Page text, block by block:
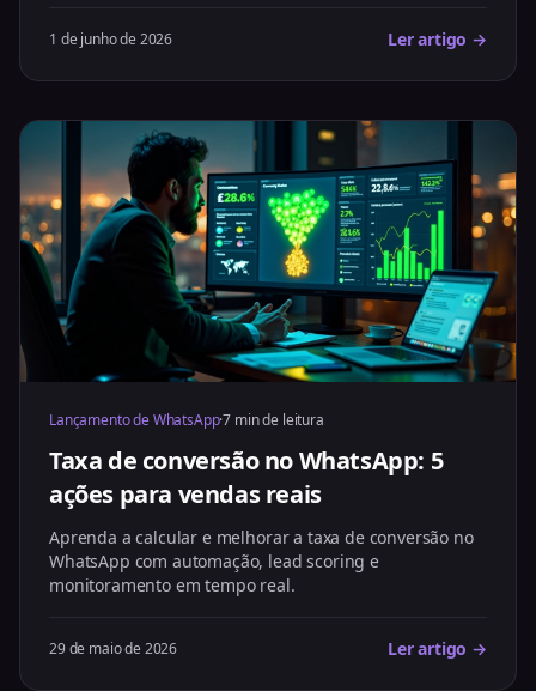
1 de junho de 2026 Ler artigo →
Lançamento de WhatsApp·7 min de leitura
Taxa de conversão no WhatsApp: 5
ações para vendas reais
Aprenda a calcular e melhorar a taxa de conversão no
WhatsApp com automação, lead scoring e
monitoramento em tempo real.
29 de maio de 2026 Ler artigo →